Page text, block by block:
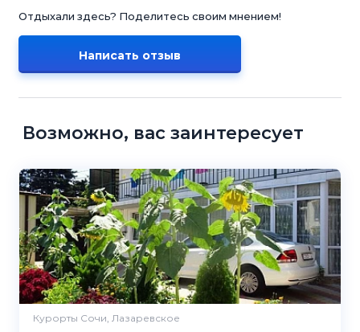
Отдыхали здесь? Поделитесь своим мнением!
Написать отзыв
Возможно, вас заинтересует
Курорты Сочи, Лазаревское